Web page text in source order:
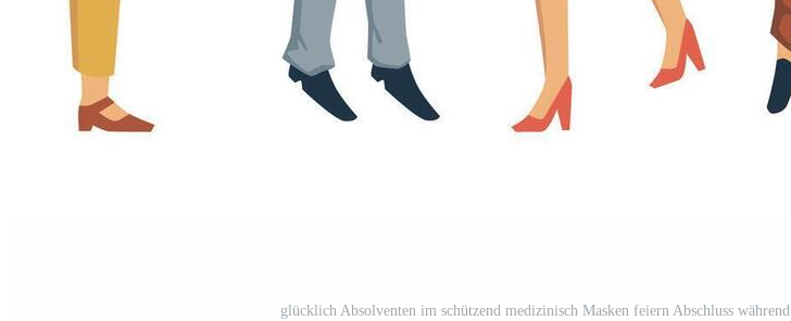
glücklich Absolventen im schützend medizinisch Masken feiern Abschluss während